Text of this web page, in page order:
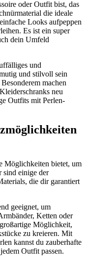
oder Outfit bist, das
die ideale
Looks aufpeppen
Es ist ein super
dein Umfeld
und
und stilvoll sein
machen
neu
Outfits mit Perlen-
Möglichkeiten bietet, um
sind einige der
die dir garantiert
geeignet, um
Ketten oder
Möglichkeit,
zu kreieren. Mit
kannst du zauberhafte
Outfit passen.